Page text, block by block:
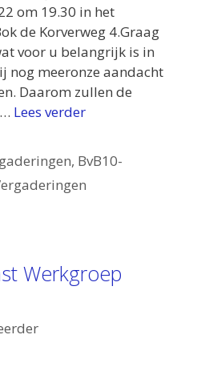
om 19.30 in het
de Korverweg 4.Graag
voor u belangrijk is in
nog meeronze aandacht
Daarom zullen de
Lees verder
, BvB10-
Werkgroep